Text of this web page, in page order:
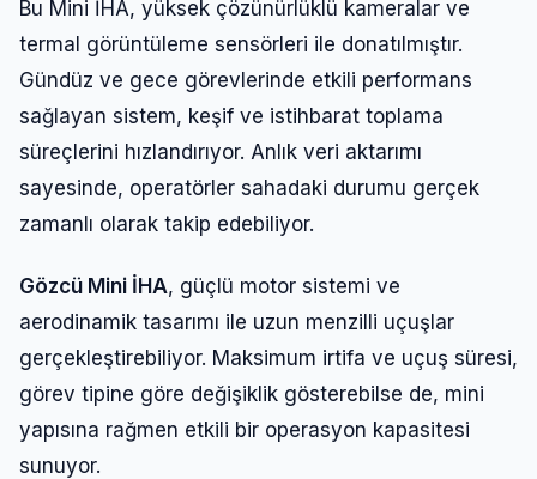
Bu Mini İHA, yüksek çözünürlüklü kameralar ve
termal görüntüleme sensörleri ile donatılmıştır.
Gündüz ve gece görevlerinde etkili performans
sağlayan sistem, keşif ve istihbarat toplama
süreçlerini hızlandırıyor. Anlık veri aktarımı
sayesinde, operatörler sahadaki durumu gerçek
zamanlı olarak takip edebiliyor.
Gözcü Mini İHA, güçlü motor sistemi ve
aerodinamik tasarımı ile uzun menzilli uçuşlar
gerçekleştirebiliyor. Maksimum irtifa ve uçuş süresi,
görev tipine göre değişiklik gösterebilse de, mini
yapısına rağmen etkili bir operasyon kapasitesi
sunuyor.